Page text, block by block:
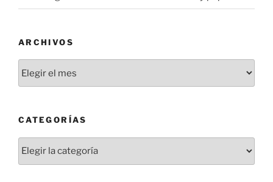
ARCHIVOS
CATEGORÍAS